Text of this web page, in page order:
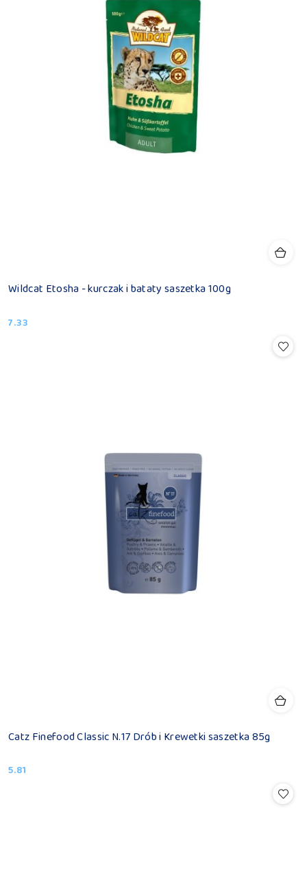
Wildcat Etosha - kurczak i bataty saszetka 100g
Cena:
7.33
Catz Finefood Classic N.17 Drób i Krewetki saszetka 85g
Cena:
5.81